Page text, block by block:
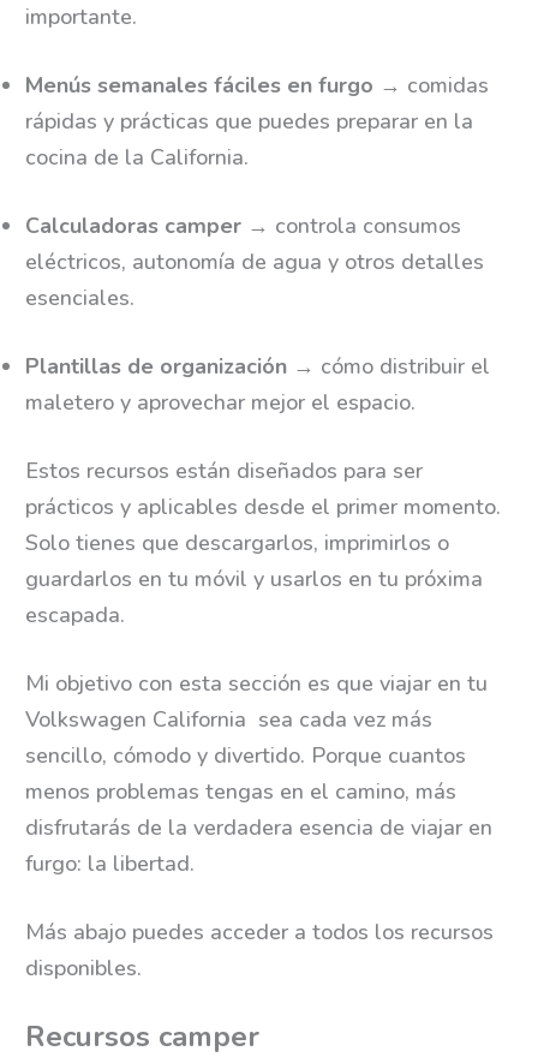
importante.
Menús semanales fáciles en furgo → comidas
rápidas y prácticas que puedes preparar en la
cocina de la California.
Calculadoras camper → controla consumos
eléctricos, autonomía de agua y otros detalles
esenciales.
Plantillas de organización → cómo distribuir el
maletero y aprovechar mejor el espacio.
Estos recursos están diseñados para ser
prácticos y aplicables desde el primer momento.
Solo tienes que descargarlos, imprimirlos o
guardarlos en tu móvil y usarlos en tu próxima
escapada.
Mi objetivo con esta sección es que viajar en tu
Volkswagen California sea cada vez más
sencillo, cómodo y divertido. Porque cuantos
menos problemas tengas en el camino, más
disfrutarás de la verdadera esencia de viajar en
furgo: la libertad.
Más abajo puedes acceder a todos los recursos
disponibles.
Recursos camper